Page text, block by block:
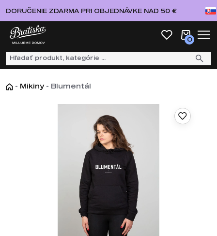
DORUČENIE ZDARMA PRI OBJEDNÁVKE NAD 50 €
0
- Mikiny - Blumentál